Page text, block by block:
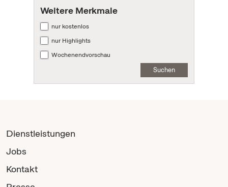
Weitere Merkmale
nur kostenlos
nur Highlights
Wochenendvorschau
Suchen
Dienstleistungen
Jobs
Kontakt